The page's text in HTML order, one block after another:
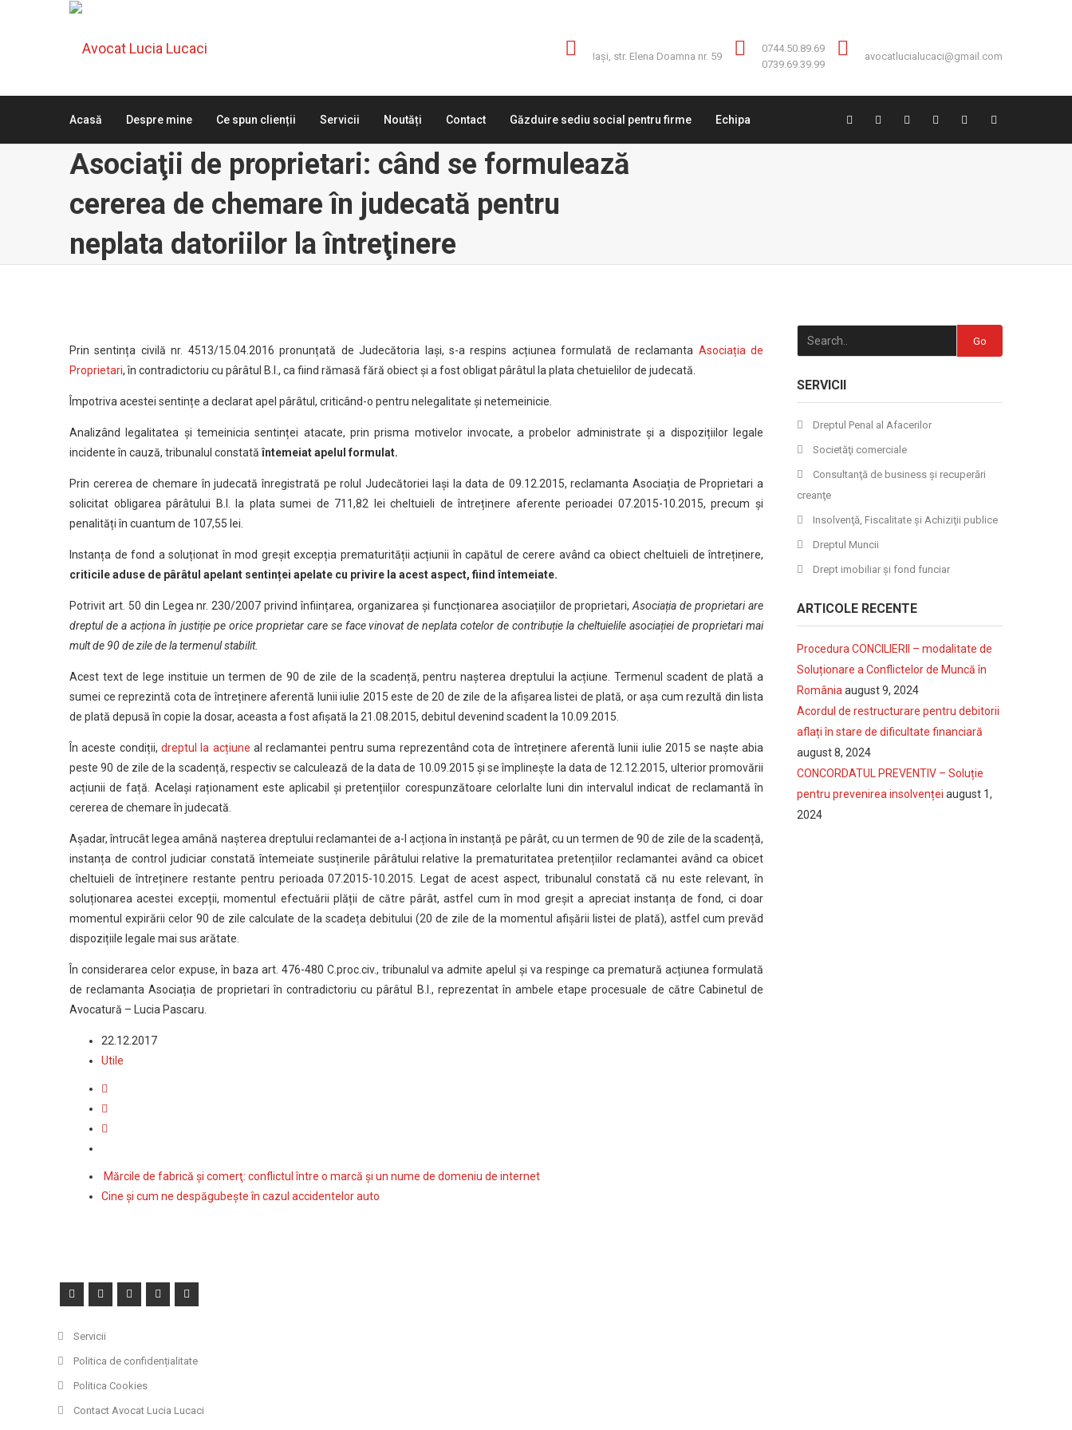
Iaşi, str. Elena Doamna nr. 59
0744.50.89.69
0739.69.39.99
avocatlucialucaci@gmail.com
Acasă Despre mine Ce spun clienții Servicii Noutăți Contact Găzduire sediu social pentru firme Echipa
Asociaţii de proprietari: când se formulează
cererea de chemare în judecată pentru
neplata datoriilor la întreţinere
Prin sentința civilă nr. 4513/15.04.2016 pronunțată de Judecătoria Iași, s-a respins acțiunea formulată de reclamanta Asociația de
Proprietari, în contradictoriu cu pârâtul B.I., ca fiind rămasă fără obiect și a fost obligat pârâtul la plata chetuielilor de judecată.
Împotriva acestei sentințe a declarat apel pârâtul, criticând-o pentru nelegalitate și netemeinicie.
Analizând legalitatea și temeinicia sentinței atacate, prin prisma motivelor invocate, a probelor administrate și a dispozițiilor legale
incidente în cauză, tribunalul constatăîntemeiat apelul formulat.
Prin cererea de chemare în judecată înregistrată pe rolul Judecătoriei Iași la data de 09.12.2015, reclamanta Asociația de Proprietari a
solicitat obligarea pârâtului B.I. la plata sumei de 711,82 lei cheltuieli de întreținere aferente perioadei 07.2015-10.2015, precum și
penalități în cuantum de 107,55 lei.
Instanța de fond a soluționat în mod greșit excepția prematurității acțiunii în capătul de cerere având ca obiect cheltuieli de întreținere,
criticile aduse de pârâtul apelant sentinței apelate cu privire la acest aspect, fiind întemeiate.
Potrivit art. 50 din Legea nr. 230/2007 privind înființarea, organizarea și funcționarea asociațiilor de proprietari,Asociația de proprietari are
dreptul de a acționa în justiție pe orice proprietar care se face vinovat de neplata cotelor de contribuție la cheltuielile asociației de proprietari mai
mult de 90 de zile de la termenul stabilit.
Acest text de lege instituie un termen de 90 de zile de la scadență, pentru nașterea dreptului la acțiune. Termenul scadent de plată a
sumei ce reprezintă cota de întreținere aferentă lunii iulie 2015 este de 20 de zile de la afișarea listei de plată, or așa cum rezultă din lista
de plată depusă în copie la dosar, aceasta a fost afișată la 21.08.2015, debitul devenind scadent la 10.09.2015.
În aceste condiții,dreptul la acțiune al reclamantei pentru suma reprezentând cota de întreținere aferentă lunii iulie 2015 se naște abia
peste 90 de zile de la scadență, respectiv se calculează de la data de 10.09.2015 și se împlinește la data de 12.12.2015, ulterior promovării
acțiunii de față. Același raționament este aplicabil și pretențiilor corespunzătoare celorlalte luni din intervalul indicat de reclamantă în
cererea de chemare în judecată.
Așadar, întrucât legea amână nașterea dreptului reclamantei de a-l acționa în instanță pe pârât, cu un termen de 90 de zile de la scadență,
instanța de control judiciar constată întemeiate susținerile pârâtului relative la prematuritatea pretențiilor reclamantei având ca obicet
cheltuieli de întreținere restante pentru perioada 07.2015-10.2015. Legat de acest aspect, tribunalul constată că nu este relevant, în
soluționarea acestei excepții, momentul efectuării plății de către pârât, astfel cum în mod greșit a apreciat instanța de fond, ci doar
momentul expirării celor 90 de zile calculate de la scadeța debitului (20 de zile de la momentul afișării listei de plată), astfel cum prevăd
dispozițiile legale mai sus arătate.
În considerarea celor expuse, în baza art. 476-480 C.proc.civ., tribunalul va admite apelul și va respinge ca prematură acțiunea formulată
de reclamanta Asociația de proprietari în contradictoriu cu pârâtul B.I., reprezentat în ambele etape procesuale de către Cabinetul de
Avocatură – Lucia Pascaru.
22.12.2017
Utile
Mărcile de fabrică şi comerţ: conflictul între o marcă şi un nume de domeniu de internet
Cine şi cum ne despăgubeşte în cazul accidentelor auto
Go
SERVICII
Dreptul Penal al Afacerilor
Societăţi comerciale
Consultanţă de business şi recuperări
creanţe
Insolvenţă, Fiscalitate şi Achiziţii publice
Dreptul Muncii
Drept imobiliar şi fond funciar
ARTICOLE RECENTE
Procedura CONCILIERII – modalitate de
Soluționare a Conflictelor de Muncă în
România august 9, 2024
Acordul de restructurare pentru debitorii
aflați în stare de dificultate financiară
august 8, 2024
CONCORDATUL PREVENTIV – Soluție
pentru prevenirea insolvenței august 1,
2024
Servicii
Politica de confidențialitate
Politica Cookies
Contact Avocat Lucia Lucaci